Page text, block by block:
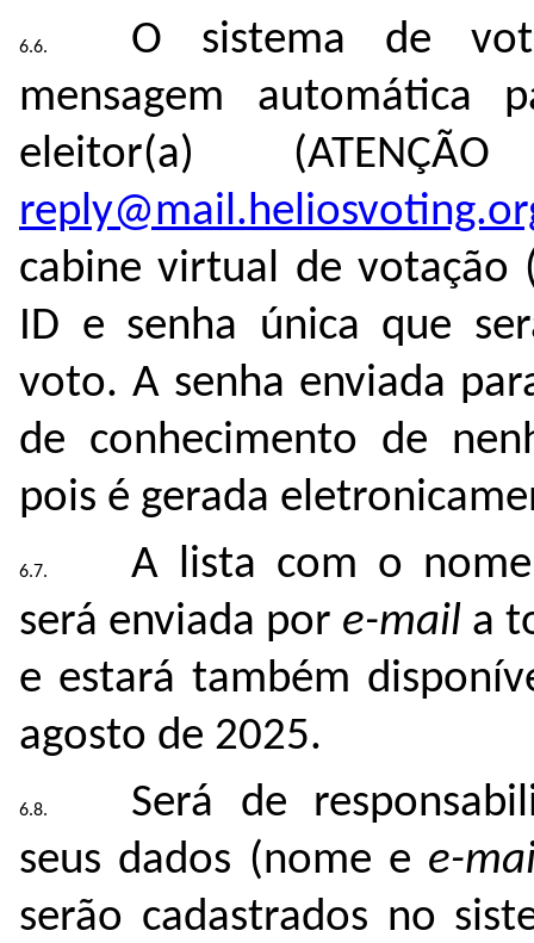
O sistema de
mensagem
eleitor(a)
cabine virtual de votação
ID e senha única que
voto. A senha enviada
de conhecimento de
pois é gerada
A lista com o
será enviada por e-mail a
e estará também
agosto de 2025.
Será de
seus dados (nome e e-
serão cadastrados no